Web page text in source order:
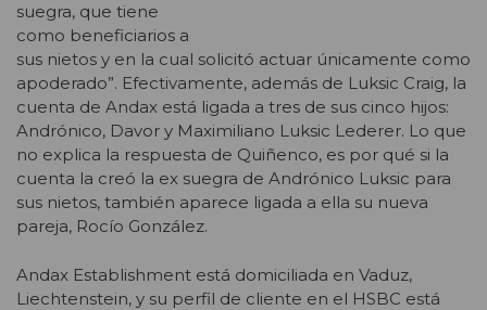
suegra, que tiene
como beneficiarios a
sus nietos y en la cual solicitó actuar únicamente como
apoderado”. Efectivamente, además de Luksic Craig, la
cuenta de Andax está ligada a tres de sus cinco hijos:
Andrónico, Davor y Maximiliano Luksic Lederer. Lo que
no explica la respuesta de Quiñenco, es por qué si la
cuenta la creó la ex suegra de Andrónico Luksic para
sus nietos, también aparece ligada a ella su nueva
pareja, Rocío González.
Andax Establishment está domiciliada en Vaduz,
Liechtenstein, y su perfil de cliente en el HSBC está